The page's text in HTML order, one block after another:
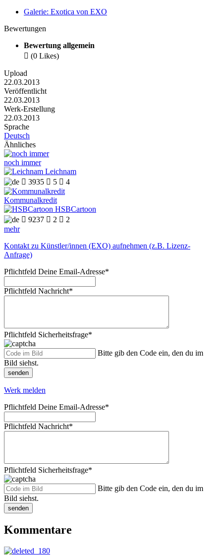
Galerie: Exotica von EXO
Bewertungen
Bewertung allgemein
 (0 Likes)
Upload
22.03.2013
Veröffentlicht
22.03.2013
Werk-Erstellung
22.03.2013
Sprache
Deutsch
Ähnliches
noch immer
Leichnam
 3935  5  4
Kommunalkredit
HSBCartoon
 9237  2  2
mehr
Kontakt zu Künstler/innen (EXO) aufnehmen (z.B. Lizenz-
Anfrage)
Pflichtfeld Deine Email-Adresse*
Pflichtfeld Nachricht*
Pflichtfeld Sicherheitsfrage*
Bitte gib den Code ein, den du im
Bild siehst.
senden
Werk melden
Pflichtfeld Deine Email-Adresse*
Pflichtfeld Nachricht*
Pflichtfeld Sicherheitsfrage*
Bitte gib den Code ein, den du im
Bild siehst.
senden
Kommentare